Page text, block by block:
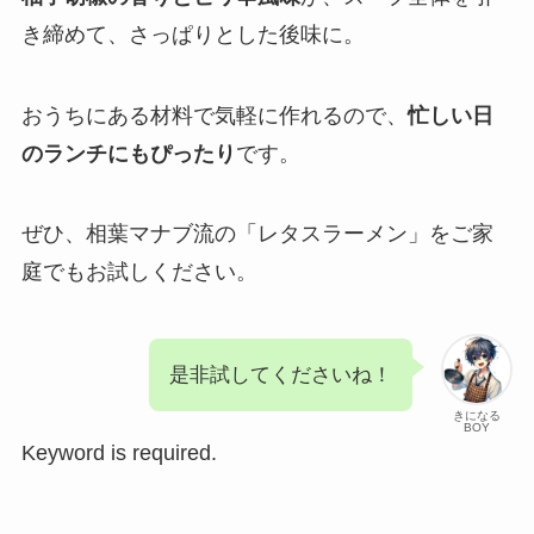
き締めて、さっぱりとした後味に。
おうちにある材料で気軽に作れるので、忙しい日
のランチにもぴったり です。
ぜひ、相葉マナブ流の「レタスラーメン」をご家
庭でもお試しください。
きになる
BOY
是非試してくださいね！
Keyword is required.